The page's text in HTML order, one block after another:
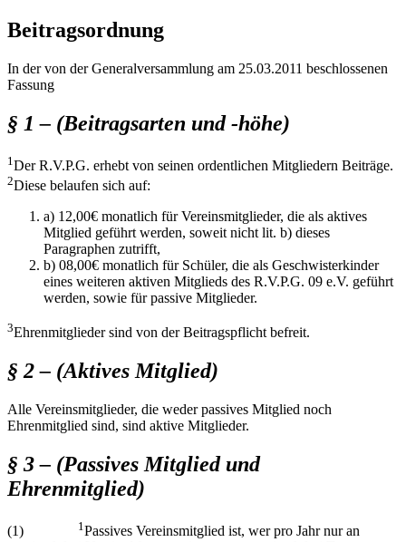
Beitragsordnung
In der von der Generalversammlung am 25.03.2011 beschlossenen
Fassung
§ 1 – (Beitragsarten und -höhe)
1 Der R.V.P.G. erhebt von seinen ordentlichen Mitgliedern Beiträge.
2Diese belaufen sich auf:
a) 12,00€ monatlich für Vereinsmitglieder, die als aktives
Mitglied geführt werden, soweit nicht lit. b) dieses
Paragraphen zutrifft,
b) 08,00€ monatlich für Schüler, die als Geschwisterkinder
eines weiteren aktiven Mitglieds des R.V.P.G. 09 e.V. geführt
werden, sowie für passive Mitglieder.
3Ehrenmitglieder sind von der Beitragspflicht befreit.
§ 2 – (Aktives Mitglied)
Alle Vereinsmitglieder, die weder passives Mitglied noch
Ehrenmitglied sind, sind aktive Mitglieder.
§ 3 – (Passives Mitglied und
Ehrenmitglied)
(1) 1Passives Vereinsmitglied ist, wer pro Jahr nur an